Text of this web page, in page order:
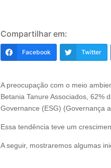
Compartilhar em:
Facebook Twitter
A preocupação com o meio
Betania Tanure Associados, 62%
Governance (ESG) (Governança
Essa tendência teve um
A seguir, mostraremos algumas